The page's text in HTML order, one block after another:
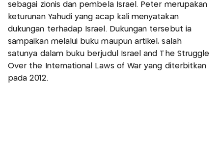
sebagai zionis dan pembela Israel. Peter merupakan
keturunan Yahudi yang acap kali menyatakan
dukungan terhadap Israel. Dukungan tersebut ia
sampaikan melalui buku maupun artikel, salah
satunya dalam buku berjudul Israel and The Struggle
Over the International Laws of War yang diterbitkan
pada 2012.